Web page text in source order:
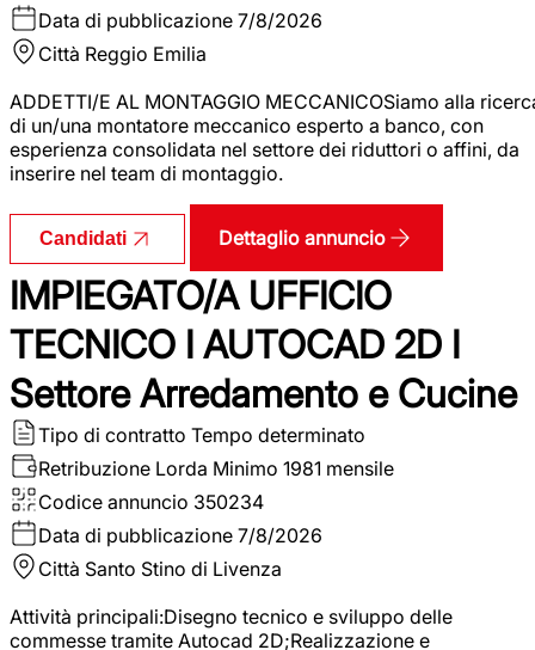
Data di pubblicazione 7/8/2026
Città Reggio Emilia
ADDETTI/E AL MONTAGGIO MECCANICOSiamo alla
di un/una montatore meccanico esperto a banco, con
esperienza consolidata nel settore dei riduttori o affini, da
inserire nel team di montaggio.
Candidati Dettaglio annuncio
IMPIEGATO/A UFFICIO
TECNICO I AUTOCAD 2D I
Settore Arredamento e Cucine
Tipo di contratto Tempo determinato
Retribuzione Lorda Minimo 1981 mensile
Codice annuncio 350234
Data di pubblicazione 7/8/2026
Città Santo Stino di Livenza
Attività principali:Disegno tecnico e sviluppo delle
commesse tramite Autocad 2D;Realizzazione e